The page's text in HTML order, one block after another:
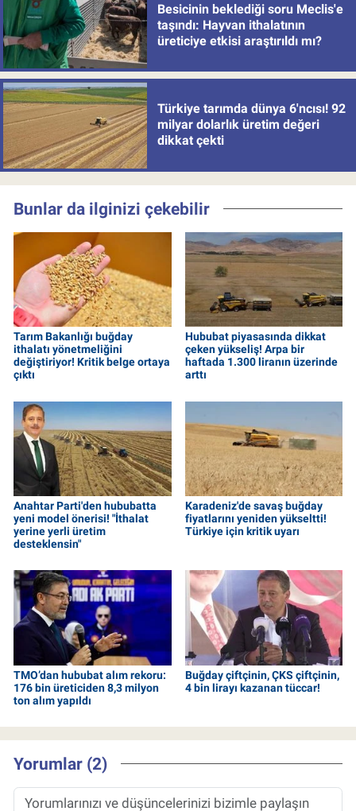
Besicinin beklediği soru Meclis'e
taşındı: Hayvan ithalatının
üreticiye etkisi araştırıldı mı?
Türkiye tarımda dünya 6'ncısı! 92
milyar dolarlık üretim değeri
dikkat çekti
Bunlar da ilginizi çekebilir
Tarım Bakanlığı buğday
ithalatı yönetmeliğini
değiştiriyor! Kritik belge ortaya
çıktı
Hububat piyasasında dikkat
çeken yükseliş! Arpa bir
haftada 1.300 liranın üzerinde
arttı
Anahtar Parti'den hububatta
yeni model önerisi! "İthalat
yerine yerli üretim
desteklensin"
Karadeniz'de savaş buğday
fiyatlarını yeniden yükseltti!
Türkiye için kritik uyarı
TMO’dan hububat alım rekoru:
176 bin üreticiden 8,3 milyon
ton alım yapıldı
Buğday çiftçinin, ÇKS çiftçinin,
4 bin lirayı kazanan tüccar!
Yorumlar (2)